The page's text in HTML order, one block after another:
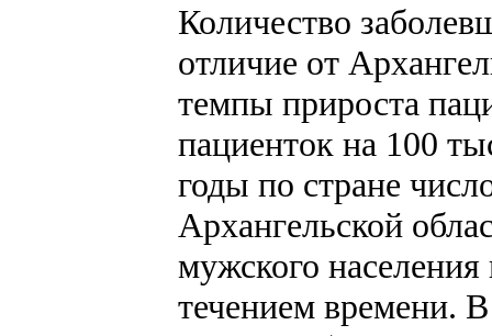
Количество
отличие от
темпы прироста
пациенток на 100
годы по стране
Архангельской
мужского
течением времени.